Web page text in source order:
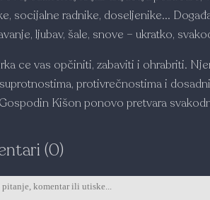
socijalne radnike, doseljenike...
ljubav, šale, snove – ukratko,
ce vas opčiniti, zabaviti i ohrabriti.
protivrečnostima i
Kišon ponovo pretvara
(0)